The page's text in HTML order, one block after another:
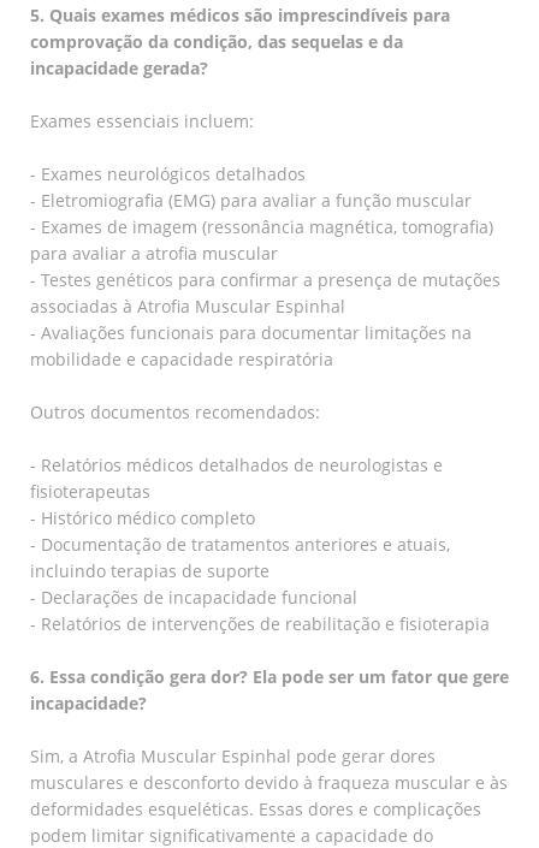
5. Quais exames médicos são imprescindíveis para
comprovação da condição, das sequelas e da
incapacidade gerada?
Exames essenciais incluem:
- Exames neurológicos detalhados
- Eletromiografia (EMG) para avaliar a função muscular
- Exames de imagem (ressonância magnética, tomografia)
para avaliar a atrofia muscular
- Testes genéticos para confirmar a presença de mutações
associadas à Atrofia Muscular Espinhal
- Avaliações funcionais para documentar limitações na
mobilidade e capacidade respiratória
Outros documentos recomendados:
- Relatórios médicos detalhados de neurologistas e
fisioterapeutas
- Histórico médico completo
- Documentação de tratamentos anteriores e atuais,
incluindo terapias de suporte
- Declarações de incapacidade funcional
- Relatórios de intervenções de reabilitação e fisioterapia
6. Essa condição gera dor? Ela pode ser um fator que gere
incapacidade?
Sim, a Atrofia Muscular Espinhal pode gerar dores
musculares e desconforto devido à fraqueza muscular e às
deformidades esqueléticas. Essas dores e complicações
podem limitar significativamente a capacidade do